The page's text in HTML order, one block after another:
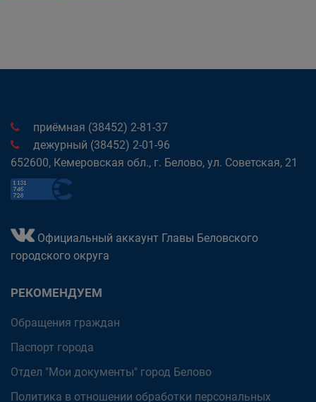
приёмная (38452) 2-81-37
дежурный (38452) 2-01-96
652600, Кемеровская обл., г. Белово, ул. Советская, 21
Официальный аккаунт Главы Беловского
городского округа
РЕКОМЕНДУЕМ
Обращения граждан
Паспорт города
Отдел "Мои документы" город Белово
Политика в отношении обработки персональных